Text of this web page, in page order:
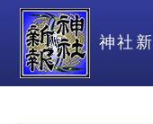
神社